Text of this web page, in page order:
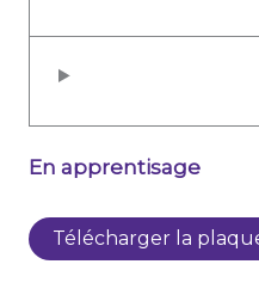
En apprentisage
Télécharger la